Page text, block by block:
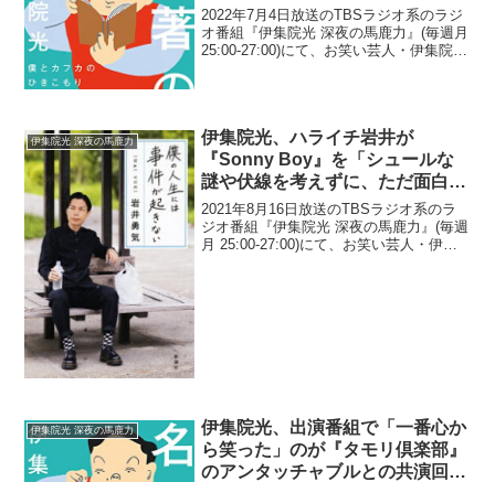
ことに感謝「本当にありがとうご
ざいます。何かの形でご恩返し
を」
2022年7月4日放送のTBSラジオ系のラジ
オ番組『伊集院光 深夜の馬鹿力』(毎週月
25:00-27:00)にて、お笑い芸人・伊集院光
伊集院光 深夜の馬鹿力
伊集院光、ハライチ岩井が
『Sonny Boy』を「シュールな
謎や伏線を考えずに、ただ面白い
と思って見れるアニメ」と評して
いたことに「まさにその感じ」
2021年8月16日放送のTBSラジオ系のラ
ジオ番組『伊集院光 深夜の馬鹿力』(毎週
月 25:00-27:00)にて、お笑い芸人・伊集
伊集院光 深夜の馬鹿力
伊集院光、出演番組で「一番心か
ら笑った」のが『タモリ倶楽部』
のアンタッチャブルとの共演回だ